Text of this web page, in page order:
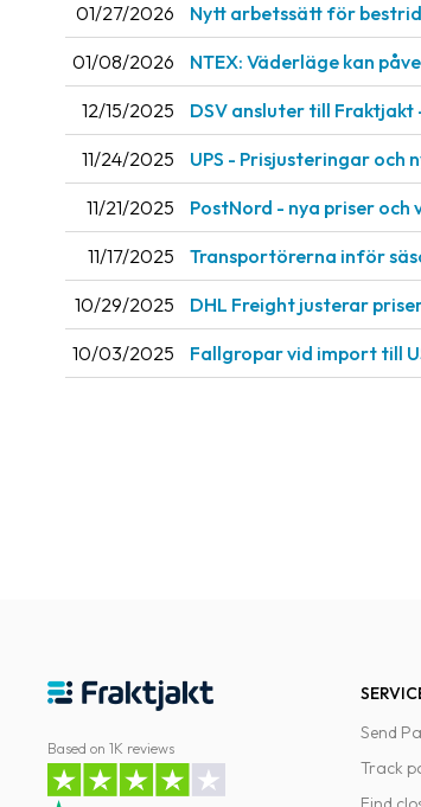
01/27/2026 Nytt arbetssätt för
01/08/2026 NTEX: Väderläge kan
12/15/2025 DSV ansluter till
11/24/2025 UPS - Prisjusteringar och
11/21/2025 PostNord - nya priser och
11/17/2025 Transportörerna inför
10/29/2025 DHL Freight justerar
10/03/2025 Fallgropar vid import till
Based on 1K reviews
Send
Track